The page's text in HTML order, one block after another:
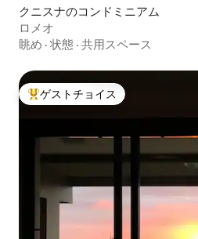
クニスナのコンドミニアム
ロメオ
眺め · 状態 · 共用スペース
大好評のゲストチョイスです。
ゲストチョイス